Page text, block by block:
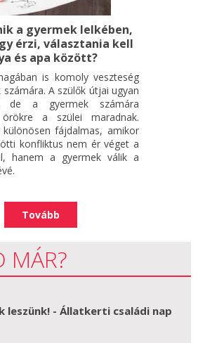
a gyermek lelkében,
érzi, választania kell
és apa között?
is komoly veszteség
A szülők útjai ugyan
de a gyermek számára
a szülei maradnak.
különösen fájdalmas, amikor
konfliktus nem ér véget a
hanem a gyermek válik a
Tovább
MÁR?
leszünk! - Állatkerti családi nap